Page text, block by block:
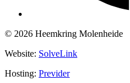
© 2026 Heemkring Molenheide
Website: SolveLink
Hosting: Previder